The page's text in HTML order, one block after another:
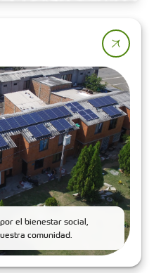
el bienestar social,
comunidad.